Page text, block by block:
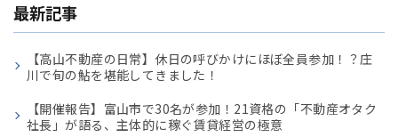
最新記事
【高山不動産の日常】休日の呼びかけにほぼ全員参加！？庄
川で旬の鮎を堪能してきました！
【開催報告】富山市で30名が参加！21資格の「不動産オタク
社長」が語る、主体的に稼ぐ賃貸経営の極意